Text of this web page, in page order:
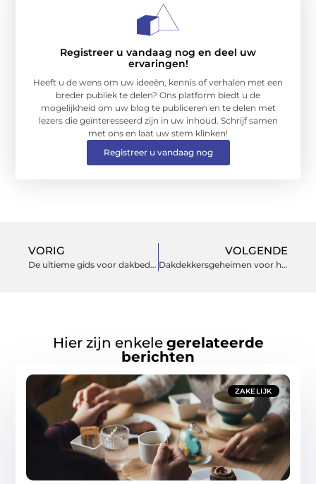
Registreer u vandaag nog en deel uw
ervaringen!
Heeft u de wens om uw ideeën, kennis of verhalen met een
breder publiek te delen? Ons platform biedt u de
mogelijkheid om uw blog te publiceren en te delen met
lezers die geïnteresseerd zijn in uw inhoud. Schrijf samen
met ons en laat uw stem klinken!
Registreer u vandaag nog
VORIG
De ultieme gids voor dakbedekking in wageningen
VOLGENDE
Dakdekkersgeheimen voor huiseigenaren en bedrijven in hoogvliet
Hier zijn enkele gerelateerde
berichten
ZAKELIJK